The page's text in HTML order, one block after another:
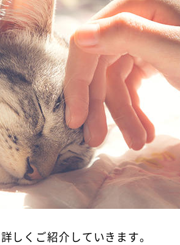
しくご紹介していきます。